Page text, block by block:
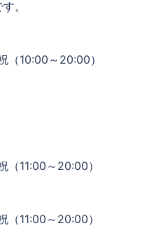
。
（10:00～20:00）
11:00～20:00）
11:00～20:00）